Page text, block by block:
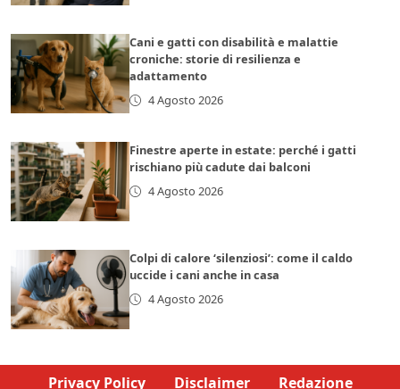
Cani e gatti con disabilità e malattie
croniche: storie di resilienza e
adattamento
4 Agosto 2026
Finestre aperte in estate: perché i gatti
rischiano più cadute dai balconi
4 Agosto 2026
Colpi di calore ‘silenziosi’: come il caldo
uccide i cani anche in casa
4 Agosto 2026
Privacy Policy Disclaimer Redazione